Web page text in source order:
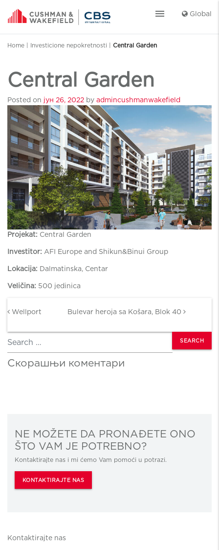
menu Global
Home Investicione nepokretnosti Central Garden
Central Garden
Posted on јун 26, 2022 by admincushmanwakefield
Projekat: Central Garden
Investitor: AFI Europe and Shikun&Binui Group
Lokacija: Dalmatinska, Centar
Veličina: 500 jedinica
Wellport Bulevar heroja sa Košara, Blok 40
Search
Скорашњи коментари
NE MOŽETE DA PRONAĐETE ONO
ŠTO VAM JE POTREBNO?
Kontaktirajte nas i mi ćemo Vam pomoći u potrazi.
KONTAKTIRAJTE NAS
Kontaktirajte nas